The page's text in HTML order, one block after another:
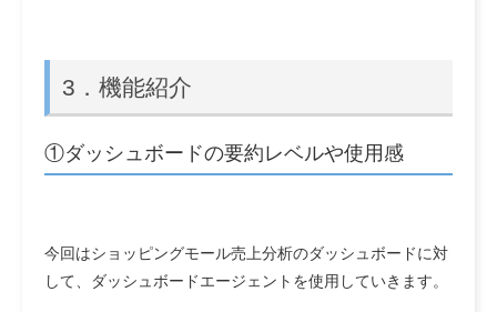
3．機能紹介
①ダッシュボードの要約レベルや使用感
今回はショッピングモール売上分析のダッシュボードに対
して、ダッシュボードエージェントを使用していきます。